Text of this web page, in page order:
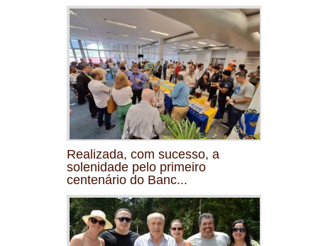
Realizada, com sucesso, a
solenidade pelo primeiro
centenário do Banc...